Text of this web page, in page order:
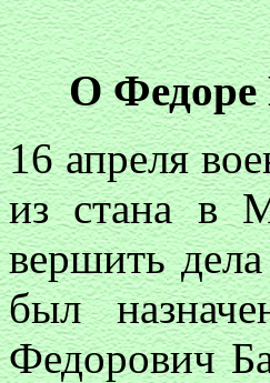
О Федоре
16 апреля
из стана в
вершить
был
Федорович